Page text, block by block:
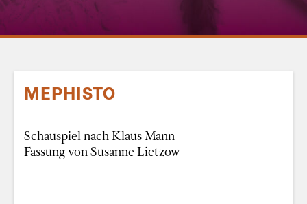
MEPHISTO
Schauspiel nach Klaus Mann
Fassung von Susanne Lietzow